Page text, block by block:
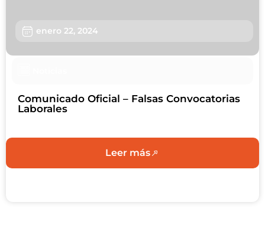
enero 22, 2024
Comunicado Oficial – Falsas Convocatorias
Laborales
Leer más